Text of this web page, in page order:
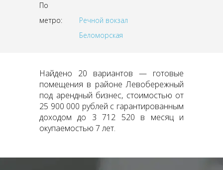
По
метро:
Речной вокзал
Беломорская
Найдено 20 вариантов — готовые
помещения в районе Левобережный
под арендный бизнес, стоимостью от
25 900 000 рублей с гарантированным
доходом до 3 712 520 в месяц и
окупаемостью 7 лет.